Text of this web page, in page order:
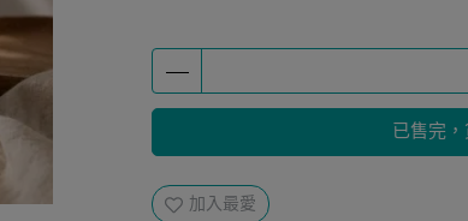
已售完
加入最愛